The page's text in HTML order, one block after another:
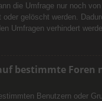
die Umfrage nur noch
oder gelöscht werden.
Umfragen verhindert
bestimmte Foren
Benutzern oder